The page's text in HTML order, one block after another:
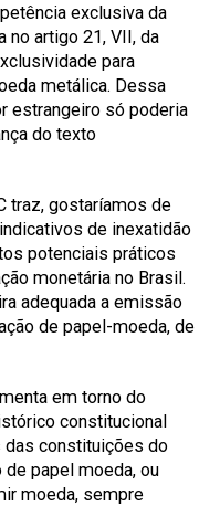
exclusiva da
no artigo 21, VII, da
para
metálica. Dessa
estrangeiro só poderia
do texto
traz, gostaríamos de
de inexatidão
potenciais práticos
monetária no Brasil.
adequada a emissão
de papel-moeda, de
em torno do
constitucional
das constituições do
papel moeda, ou
moeda, sempre